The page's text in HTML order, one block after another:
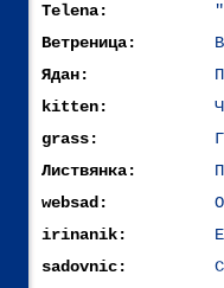
Telena:
Ветреница:
Ядан:
kitten:
grass:
Листвянка:
websad:
irinanik:
sadovnic: